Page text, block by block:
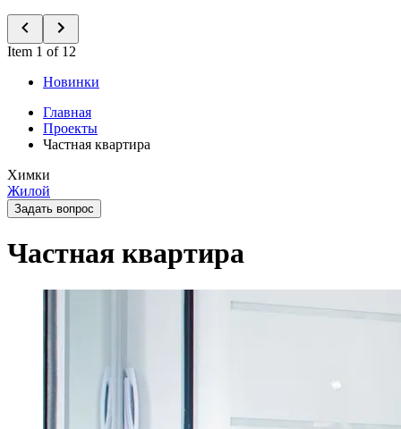
Item 1 of 12
Новинки
Главная
Проекты
Частная квартира
Химки
Жилой
Задать вопрос
Частная квартира